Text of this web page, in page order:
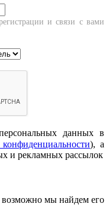
и связи с вами
данных в
), а
и рекламных рассылок
возможно мы найдем его